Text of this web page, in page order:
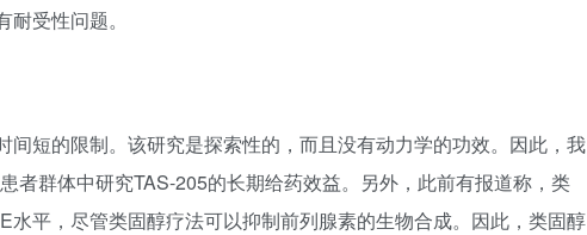
受性问题。
短的限制。该研究是探索性的，而且没有动力学的功效。因此，我
者群体中研究TAS-205的长期给药效益。另外，此前有报道称，类
平，尽管类固醇疗法可以抑制前列腺素的生物合成。因此，类固醇